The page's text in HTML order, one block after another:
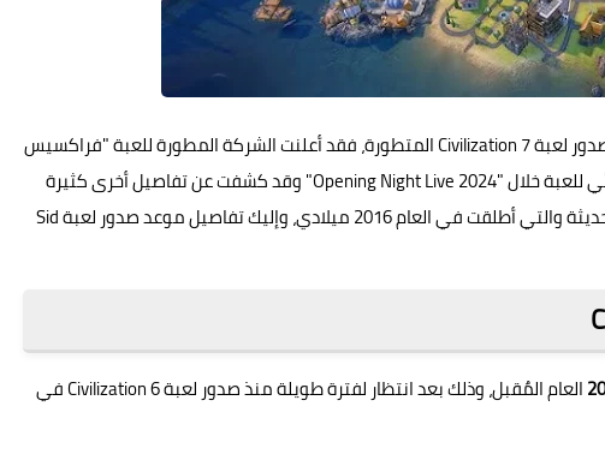
ما هو موعد إطلاق لعبة Civilization 7؟ الكثير ينتظر موعد صدور لعبة Civilization 7 المتطورة، فقد أعلنت الشركة المطورة للعبة "فراكسيس
غيمز" Firaxis Games عن موعد صدورها مع نشر مقطع دعائي للعبة خلال "Opening Night Live 2024" وقد كشفت عن تفاصيل أخرى كثيرة
خاصة بأسلوب اللعبة والمنصات التي توفرها عليها اللعبة الحديثة والتي أطلقت في العام 2016 ميلادي، وإليك تفاصيل موعد صدور لعبة Sid
العام المٌقبل، وذلك بعد انتظار لفترة طويلة منذ صدور لعبة Civilization 6 في